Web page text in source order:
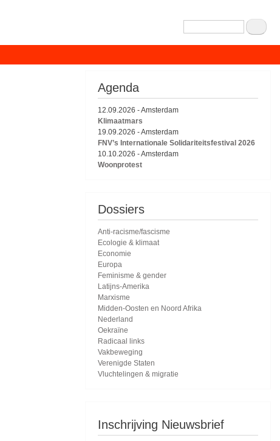
Zoeken
Agenda
12.09.2026 -Amsterdam
Klimaatmars
19.09.2026 -Amsterdam
FNV’s Internationale Solidariteitsfestival 2026
10.10.2026 -Amsterdam
Woonprotest
Dossiers
Anti-racisme/fascisme
Ecologie & klimaat
Economie
Europa
Feminisme & gender
Latijns-Amerika
Marxisme
Midden-Oosten en Noord Afrika
Nederland
Oekraïne
Radicaal links
Vakbeweging
Verenigde Staten
Vluchtelingen & migratie
Inschrijving Nieuwsbrief